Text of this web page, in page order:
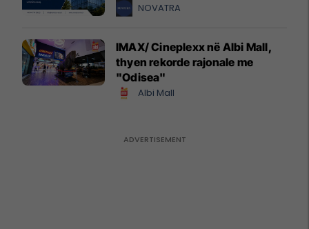
NOVATRA
IMAX/ Cineplexx në Albi Mall,
thyen rekorde rajonale me
"Odisea"
Albi Mall